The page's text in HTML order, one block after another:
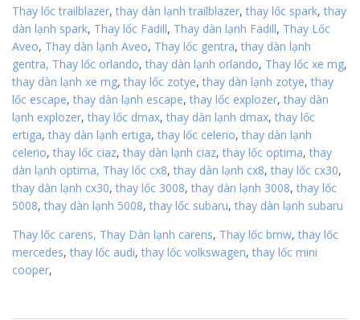
Thay lốc trailblazer, thay dàn lạnh trailblazer, thay lốc spark, thay
dàn lạnh spark, Thay lốc Fadill, Thay dàn lạnh Fadill, Thay Lốc
Aveo, Thay dàn lạnh Aveo, Thay lốc gentra, thay dàn lạnh
gentra, Thay lốc orlando, thay dàn lạnh orlando, Thay lốc xe mg,
thay dàn lạnh xe mg, thay lốc zotye, thay dàn lạnh zotye, thay
lốc escape, thay dàn lạnh escape, thay lốc explozer, thay dàn
lạnh explozer, thay lốc dmax, thay dàn lạnh dmax, thay lốc
ertiga, thay dàn lạnh ertiga, thay lốc celerio, thay dàn lạnh
celerio, thay lốc ciaz, thay dàn lạnh ciaz, thay lốc optima, thay
dàn lạnh optima, Thay lốc cx8, thay dàn lạnh cx8, thay lốc cx30,
thay dàn lạnh cx30, thay lốc 3008, thay dàn lạnh 3008, thay lốc
5008, thay dàn lạnh 5008, thay lốc subaru, thay dàn lạnh subaru
Thay lốc carens, Thay Dàn lạnh carens, Thay lốc bmw, thay lốc
mercedes, thay lốc audi, thay lốc volkswagen, thay lốc mini
cooper,